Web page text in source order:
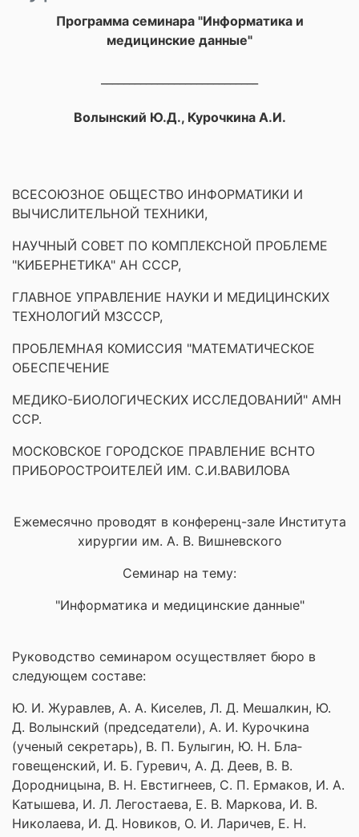
Программа семинара "Информатика и
медицинские данные"
Волынский Ю.Д., Курочкина А.И.
ВСЕСОЮЗНОЕ ОБЩЕСТВО ИНФОРМАТИКИ И
ВЫЧИСЛИТЕЛЬНОЙ ТЕХНИКИ,
НАУЧНЫЙ СОВЕТ ПО КОМПЛЕКСНОЙ ПРОБЛЕМЕ
"КИБЕРНЕТИКА" АН СССР,
ГЛАВНОЕ УПРАВЛЕНИЕ НАУКИ И МЕДИЦИНСКИХ
ТЕХНОЛОГИЙ МЗСССР,
ПРОБЛЕМНАЯ КОМИССИЯ "МАТЕМАТИЧЕСКОЕ
ОБЕСПЕЧЕНИЕ
МЕДИКО-БИОЛОГИЧЕСКИХ ИССЛЕДОВАНИЙ" АМН
ССР.
МОСКОВСКОЕ ГОРОДСКОЕ ПРАВЛЕНИЕ ВСНТО
ПРИБОРОСТРОИТЕЛЕЙ ИМ. С.И.ВАВИЛОВА
Ежемесячно проводят в конференц-зале Института
хирургии им. А. В. Вишневского
Семинар на тему:
"Информатика и медицинские данные"
Руководство семинаром осуществляет бюро в
следующем составе:
Ю. И. Журавлев, А. А. Киселев, Л. Д. Мешалкин, Ю.
Д. Волынский (председатели), А. И. Курочкина
(ученый секретарь), В. П. Булыгин, Ю. Н. Бла­
говещенский, И. Б. Гуревич, А. Д. Деев, В. В.
Дородницына, В. Н. Евстигнеев, С. П. Ермаков, И. А.
Катышева, И. Л. Легостаева, Е. В. Маркова, И. В.
Николаева, И. Д. Новиков, О. И. Ларичев, Е. Н.